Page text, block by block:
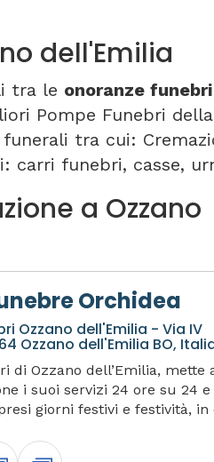
dell'Emilia
tra le onoranze
Pompe Funebri
tra cui:
carri funebri, casse,
a Ozzano
Orchidea
Ozzano dell'Emilia - Via IV
Ozzano dell'Emilia BO,
di Ozzano dell’Emilia, mette
i suoi servizi 24 ore su 24 e
giorni festivi e festività, in